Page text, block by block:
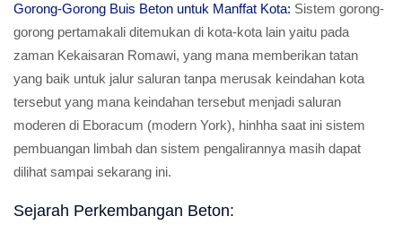
Gorong-Gorong Buis Beton untuk Manffat Kota: Sistem gorong-
gorong pertamakali ditemukan di kota-kota lain yaitu pada
zaman Kekaisaran Romawi, yang mana memberikan tatan
yang baik untuk jalur saluran tanpa merusak keindahan kota
tersebut yang mana keindahan tersebut menjadi saluran
moderen di Eboracum (modern York), hinhha saat ini sistem
pembuangan limbah dan sistem pengalirannya masih dapat
dilihat sampai sekarang ini.
Sejarah Perkembangan Beton: